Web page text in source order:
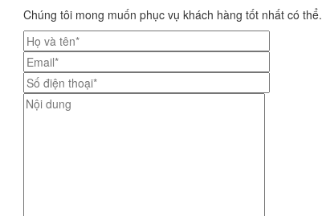
Chúng tôi mong muốn phục vụ khách hàng tốt nhất có thể.